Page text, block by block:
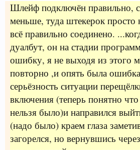
Шлейф подключён правильно,
меньше, туда штекерок просто
всё правильно соединено.
дуалбут, он на стадии
ошибку, я не выходя из этого
повторно ,и опять была
серьёзность ситуации
включения (теперь понятно что
нельзя было)и направился
(надо было) краем глаза
загорелся, но вернувшись